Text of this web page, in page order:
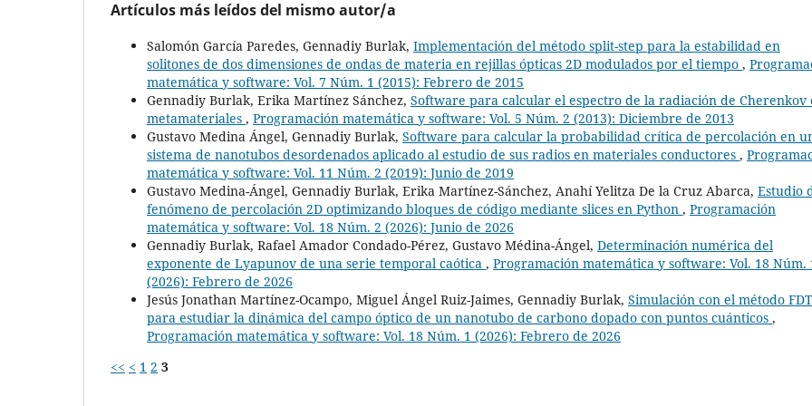
Artículos más leídos del mismo autor/a
Salomón García Paredes, Gennadiy Burlak, Implementación del método split-step para la estabilidad en
solitones de dos dimensiones de ondas de materia en rejillas ópticas 2D modulados por el tiempo ,
matemática y software: Vol. 7 Núm. 1 (2015): Febrero de 2015
Gennadiy Burlak, Erika Martínez Sánchez, Software para calcular el espectro de la radiación de Cherenkov
metamateriales , Programación matemática y software: Vol. 5 Núm. 2 (2013): Diciembre de 2013
Gustavo Medina Ángel, Gennadiy Burlak, Software para calcular la probabilidad crítica de percolación en
sistema de nanotubos desordenados aplicado al estudio de sus radios en materiales conductores ,
matemática y software: Vol. 11 Núm. 2 (2019): Junio de 2019
Gustavo Medina-Ángel, Gennadiy Burlak, Erika Martínez-Sánchez, Anahí Yelitza De la Cruz Abarca, Estudio
fenómeno de percolación 2D optimizando bloques de código mediante slices en Python , Programación
matemática y software: Vol. 18 Núm. 2 (2026): Junio de 2026
Gennadiy Burlak, Rafael Amador Condado-Pérez, Gustavo Médina-Ángel, Determinación numérica del
exponente de Lyapunov de una serie temporal caótica , Programación matemática y software: Vol. 18 Núm.
(2026): Febrero de 2026
Jesús Jonathan Martínez-Ocampo, Miguel Ángel Ruiz-Jaimes, Gennadiy Burlak, Simulación con el método
para estudiar la dinámica del campo óptico de un nanotubo de carbono dopado con puntos cuánticos ,
Programación matemática y software: Vol. 18 Núm. 1 (2026): Febrero de 2026
<< < 1 2 3